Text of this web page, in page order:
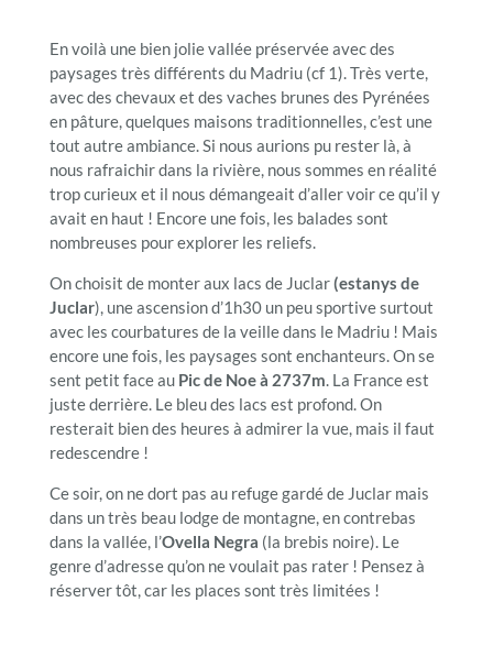
En voilà une bien jolie vallée préservée avec des
paysages très différents du Madriu (cf 1). Très verte,
avec des chevaux et des vaches brunes des Pyrénées
en pâture, quelques maisons traditionnelles, c’est une
tout autre ambiance. Si nous aurions pu rester là, à
nous rafraichir dans la rivière, nous sommes en réalité
trop curieux et il nous démangeait d’aller voir ce qu’il y
avait en haut ! Encore une fois, les balades sont
nombreuses pour explorer les reliefs.
On choisit de monter aux lacs de Juclar(estanys de
Juclar), une ascension d’1h30 un peu sportive surtout
avec les courbatures de la veille dans le Madriu ! Mais
encore une fois, les paysages sont enchanteurs. On se
sent petit face au Pic de Noe à 2737m. La France est
juste derrière. Le bleu des lacs est profond. On
resterait bien des heures à admirer la vue, mais il faut
redescendre !
Ce soir, on ne dort pas au refuge gardé de Juclar mais
dans un très beau lodge de montagne, en contrebas
dans la vallée, l’Ovella Negra (la brebis noire). Le
genre d’adresse qu’on ne voulait pas rater ! Pensez à
réserver tôt, car les places sont très limitées !